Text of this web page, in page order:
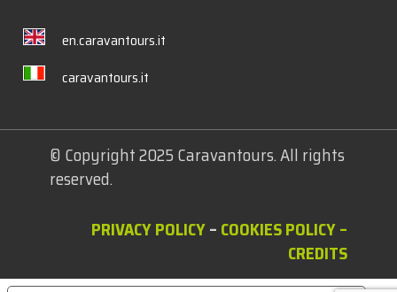
en.caravantours.it
caravantours.it
© Copyright 2025 Caravantours. All rights
reserved.
PRIVACY POLICY– COOKIES POLICY–
CREDITS